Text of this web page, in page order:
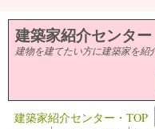
メインコンテンツに移動
建築家紹介センター
建物を建てたい方に建築家を紹
建築家紹介センター・TOP